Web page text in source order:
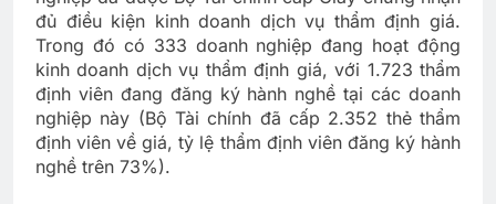
đủ điều kiện kinh doanh dịch vụ thẩm định giá.
Trong đó có 333 doanh nghiệp đang hoạt động
kinh doanh dịch vụ thẩm định giá, với 1.723 thẩm
định viên đang đăng ký hành nghề tại các doanh
nghiệp này (Bộ Tài chính đã cấp 2.352 thẻ thẩm
định viên về giá, tỷ lệ thẩm định viên đăng ký hành
nghề trên 73%).